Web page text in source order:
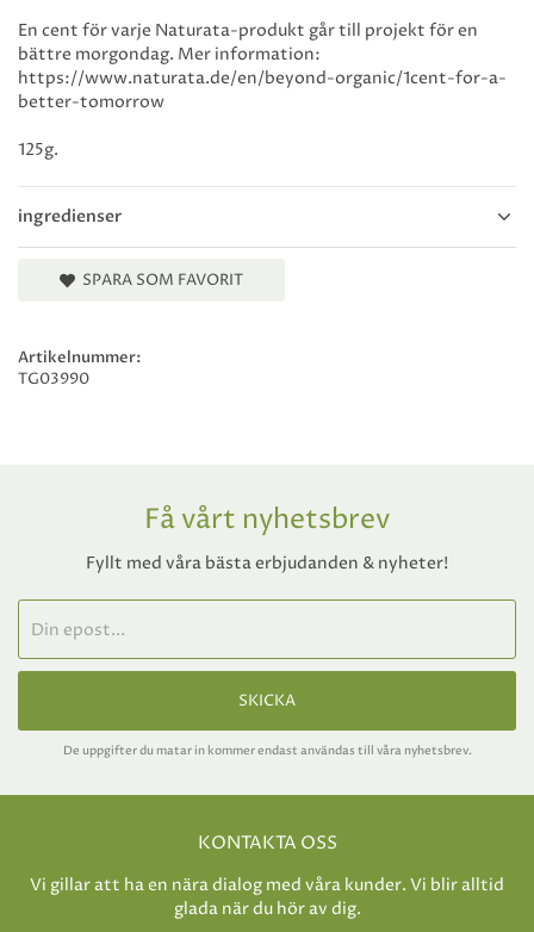
ingredienser
En cent för varje Naturata-produkt går till projekt för en
bättre morgondag. Mer information:
https://www.naturata.de/en/beyond-organic/1cent-for-a-
better-tomorrow
125g.
SPARA SOM FAVORIT
Artikelnummer:
TG03990
Få vårt nyhetsbrev
Fyllt med våra bästa erbjudanden & nyheter!
SKICKA
De uppgifter du matar in kommer endast användas till våra nyhetsbrev.
KONTAKTA OSS
Vi gillar att ha en nära dialog med våra kunder. Vi blir alltid
glada när du hör av dig.